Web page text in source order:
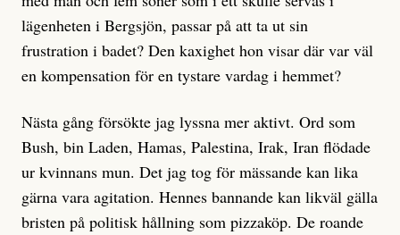
lägenheten i Bergsjön, passar på att ta ut sin
frustration i badet? Den kaxighet hon visar där var väl
en kompensation för en tystare vardag i hemmet?
Nästa gång försökte jag lyssna mer aktivt. Ord som
Bush, bin Laden, Hamas, Palestina, Irak, Iran flödade
ur kvinnans mun. Det jag tog för mässande kan lika
gärna vara agitation. Hennes bannande kan likväl gälla
bristen på politisk hållning som pizzaköp. De roande